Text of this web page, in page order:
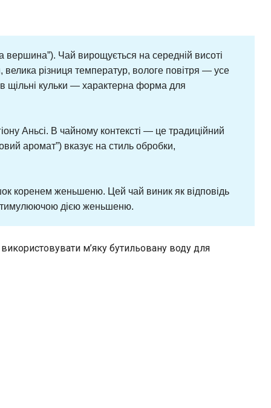
вершина”). Чай вирощується на середній висоті
різниця температур, вологе повітря — усе
щільні кульки — характерна форма для
Аньсі. В чайному контексті — це традиційний
аромат”) вказує на стиль обробки,
коренем женьшеню. Цей чай виник як відповідь
стимулюючою дією женьшеню.
м’яку бутильовану воду для